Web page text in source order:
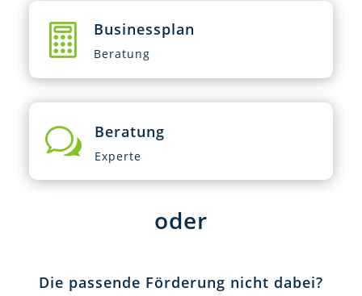
 Businessplan
Beratung
w Beratung
Experte
oder
Die passende Förderung nicht dabei?